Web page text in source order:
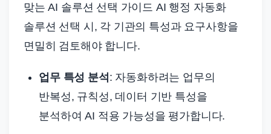
맞는 AI 솔루션 선택 가이드 AI 행정 자동화
솔루션 선택 시, 각 기관의 특성과 요구사항을
면밀히 검토해야 합니다.
업무 특성 분석 : 자동화하려는 업무의
반복성, 규칙성, 데이터 기반 특성을
분석하여 AI 적용 가능성을 평가합니다.